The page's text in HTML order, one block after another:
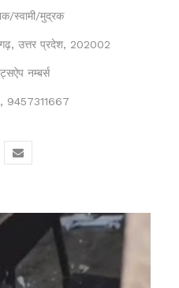
स्वामी/मुद्रक
उत्तर प्रदेश, 202002
नम्बर्स
9457311667